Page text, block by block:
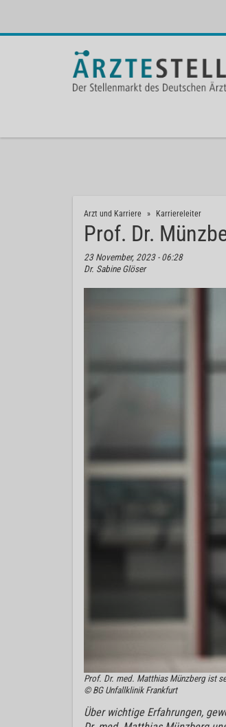
Arzt und Karriere Karriereleiter
Prof. Dr.
23 November, 2023 - 06:28
Dr. Sabine Glöser
Prof. Dr. med. Matthias Münzberg ist
© BG Unfallklinik Frankfurt
Über wichtige Erfahrungen,